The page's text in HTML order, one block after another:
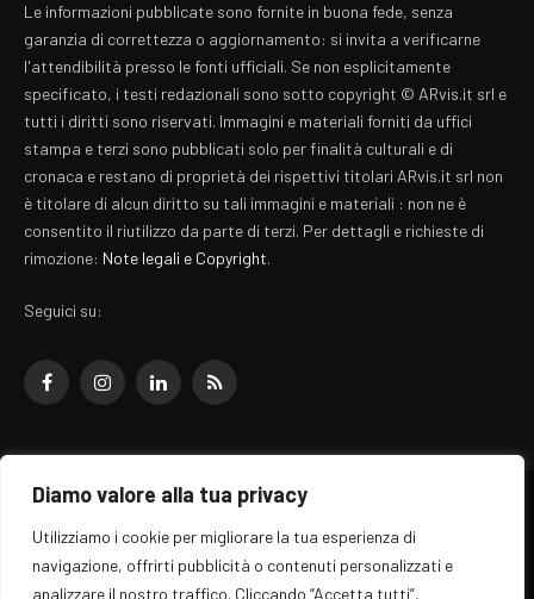
Diamo valore alla tua privacy
Utilizziamo i cookie per migliorare la tua esperienza di
navigazione, offrirti pubblicità o contenuti personalizzati e
analizzare il nostro traffico. Cliccando “Accetta tutti”,
Le informazioni pubblicate sono fornite in buona fede, senza
garanzia di correttezza o aggiornamento: si invita a verificarne
l'attendibilità presso le fonti ufficiali. Se non esplicitamente
specificato, i testi redazionali sono sotto copyright © ARvis.it srl e
tutti i diritti sono riservati. Immagini e materiali forniti da uffici
stampa e terzi sono pubblicati solo per finalità culturali e di
cronaca e restano di proprietà dei rispettivi titolari ARvis.it srl non
è titolare di alcun diritto su tali immagini e materiali : non ne è
consentito il riutilizzo da parte di terzi. Per dettagli e richieste di
rimozione: Note legali e Copyright.
Seguici su:
FacebookInstagramLinkedInRSS
© 2026 EZ Rome Designed by ARvis.it
Il portale EZ Rome e' una testata giornalistica di carattere generalista
registrata al tribunale di Roma - Numero 389/2008